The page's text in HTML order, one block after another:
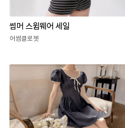
썸머 스윔웨어 세일
어썸클로젯